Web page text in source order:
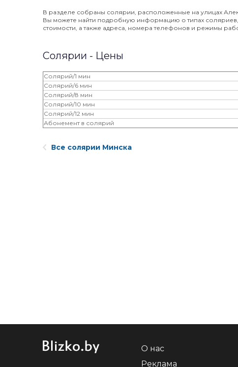
В разделе собраны солярии, расположенные на улицах
Вы можете найти подробную информацию о типах
стоимости, а также адреса, номера телефонов и режимы
Солярии - Цены
Солярий/1 мин
Солярий/6 мин
Солярий/8 мин
Солярий/10 мин
Солярий/12 мин
Абонемент в солярий
Все солярии Минска
О нас
Реклама